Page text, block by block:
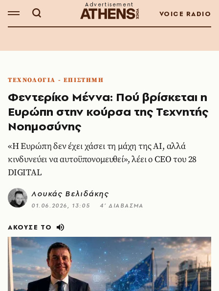
VOICE RADIO
ΤΕΧΝΟΛΟΓΙΑ - ΕΠΙΣΤΗΜΗ
Φεντερίκο Μέννα: Πού βρίσκεται η
Ευρώπη στην κούρσα της Τεχνητής
Νοημοσύνης
«Η Ευρώπη δεν έχει χάσει τη μάχη της AI, αλλά
κινδυνεύει να αυτοϋπονομευθεί», λέει ο CEO του 28
DIGITAL
Λουκάς Βελιδάκης
01.06.2026, 13:05 4’ ΔΙΑΒΑΣΜΑ
ΑΚΟΥΣΕ ΤΟ